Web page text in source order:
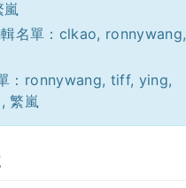
名單：clkao, ronnywang,
：ronnywang, tiff, ying,
繁嵐